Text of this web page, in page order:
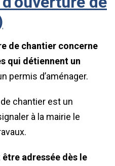
de chantier concerne
qui détiennent un
permis d’aménager.
chantier est un
à la mairie le
adressée dès le